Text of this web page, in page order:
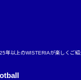
年以上のWISTERIAが楽しくご紹